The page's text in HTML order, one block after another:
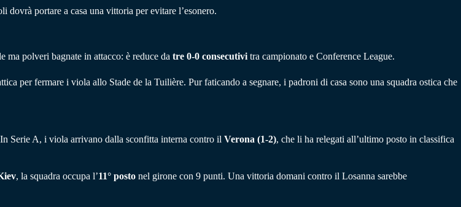
dovrà portare a casa una vittoria per evitare l’esonero.
ma polveri bagnate in attacco: è reduce da tre 0-0 consecutivitra campionato e Conference League.
per fermare i viola allo Stade de la Tuilière. Pur faticando a segnare, i padroni di casa sono una squadra ostica che
Serie A, i viola arrivano dalla sconfitta interna contro il Verona (1-2), che li ha relegati all’ultimo posto in classifica
, la squadra occupa l’11° posto nel girone con 9 punti. Una vittoria domani contro il Losanna sarebbe